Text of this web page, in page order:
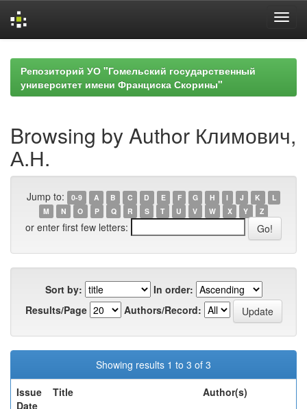
navigationРепозиторий УО "Гомельский государственный
университет имени Франциска Скорины"
Browsing by Author Климович,
А.Н.
Jump to: 0-9 A B C D E F G H I J K
L
M
N O P Q R S T U V W X Y Z
or enter first few letters:
Sort by:
In order:
Results/Page
Authors/Record:
Showing results 1 to 3 of 3
Issue
Date
Title Author(s)